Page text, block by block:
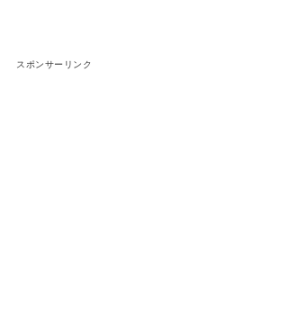
スポンサーリンク